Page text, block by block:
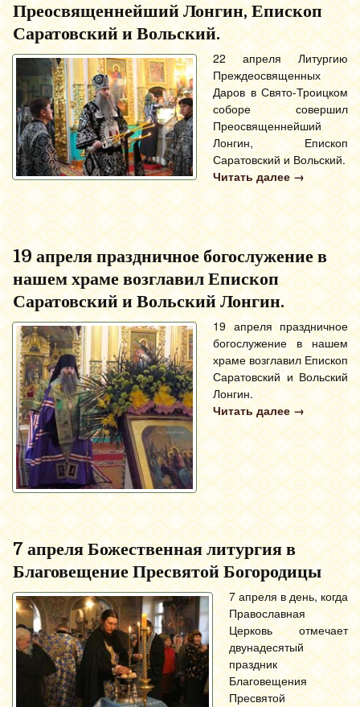
Преосвященнейший Лонгин, Епископ
Саратовский и Вольский.
22 апреля Литургию
Преждеосвященных
Даров в Свято-Троицком
соборе совершил
Преосвященнейший
Лонгин, Епископ
Саратовский и Вольский.
Читать далее →
19 апреля праздничное богослужение в
нашем храме возглавил Епископ
Саратовский и Вольский Лонгин.
19 апреля праздничное
богослужение в нашем
храме возглавил Епископ
Саратовский и Вольский
Лонгин.
Читать далее →
7 апреля Божественная литургия в
Благовещение Пресвятой Богородицы
7 апреля в день, когда
Православная
Церковь отмечает
двунадесятый
праздник
Благовещения
Пресвятой